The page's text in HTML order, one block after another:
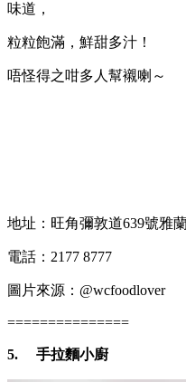
味道，
粒粒飽滿，鮮甜多汁！
唔怪得之咁多人幫襯喇～
地址：旺角彌敦道639號雅
電話：2177 8777
圖片來源：@wcfoodlover
===============
5. 手拉麵小廚